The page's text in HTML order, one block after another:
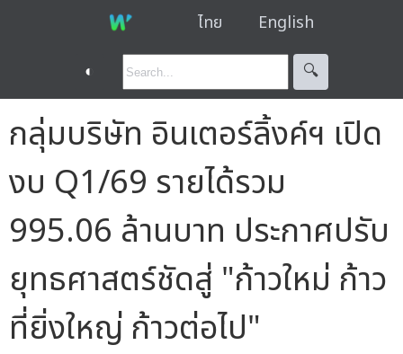
ไทย English
◐ 🔍︎
กลุ่มบริษัท อินเตอร์ลิ้งค์ฯ เปิด
งบ Q1/69 รายได้รวม
995.06 ล้านบาท ประกาศปรับ
ยุทธศาสตร์ชัดสู่ "ก้าวใหม่ ก้าว
ที่ยิ่งใหญ่ ก้าวต่อไป"